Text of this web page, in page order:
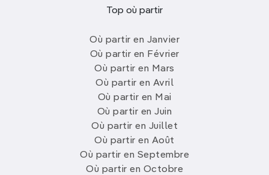
Top où partir
Où partir en Janvier
Où partir en Février
Où partir en Mars
Où partir en Avril
Où partir en Mai
Où partir en Juin
Où partir en Juillet
Où partir en Août
Où partir en Septembre
Où partir en Octobre